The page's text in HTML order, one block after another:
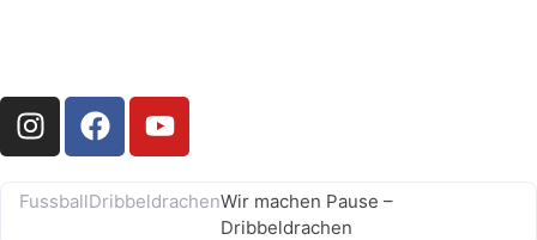
FussballDribbeldrachenWir machen Pause –
Dribbeldrachen